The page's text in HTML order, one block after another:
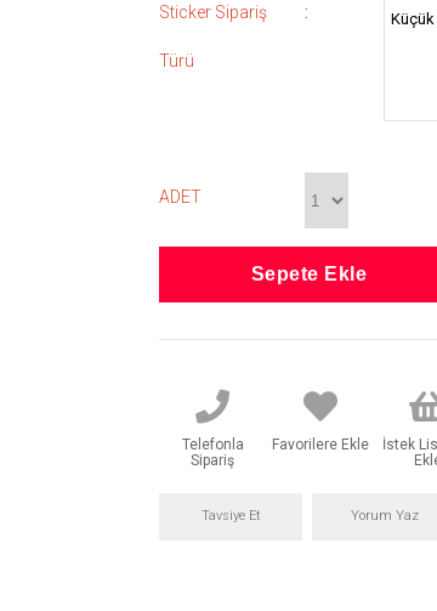
Sticker Sipariş
Türü
:
ADET
Telefonla
Sipariş
Favorilere Ekle
İstek
Tavsiye Et Yorum Yaz